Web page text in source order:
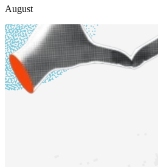
August